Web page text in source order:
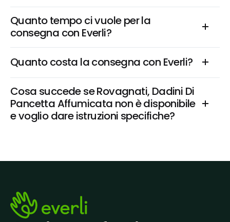
Quanto tempo ci vuole per la
consegna con Everli?
Quanto costa la consegna con Everli?
Cosa succede se Rovagnati, Dadini Di
Pancetta Affumicata non è disponibile
e voglio dare istruzioni specifiche?